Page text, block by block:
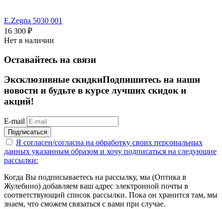
E.Zegna 5030 001
16 300 ₽
Нет в наличии
Оставайтесь на связи
Эксклюзивные скидкиПодпишитесь на наши
новости и будьте в курсе лучших скидок и
акций!
E-mail
Подписаться
Я согласен/согласна на обработку своих персональных
данных указанным образом и хочу подписаться на следующие
рассылки:
Когда Вы подписываетесь на рассылку, мы (Оптика в
Жулебино) добавляем ваш адрес электронной почты в
соответствующий список рассылки. Пока он хранится там, мы
знаем, что сможем связаться с вами при случае.